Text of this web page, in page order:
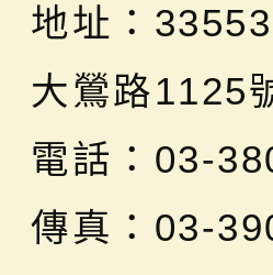
地址：
大鶯路1125
電話：03-
傳真：03-